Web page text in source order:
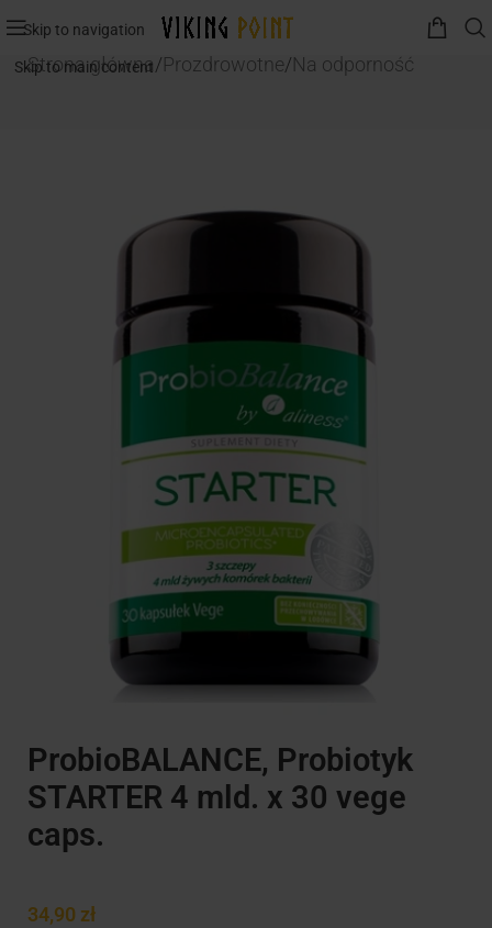
Skip to navigation
Skip to main content
Strona główna/Prozdrowotne/Na odporność
ProbioBALANCE, Probiotyk
STARTER 4 mld. x 30 vege
caps.
34,90 zł